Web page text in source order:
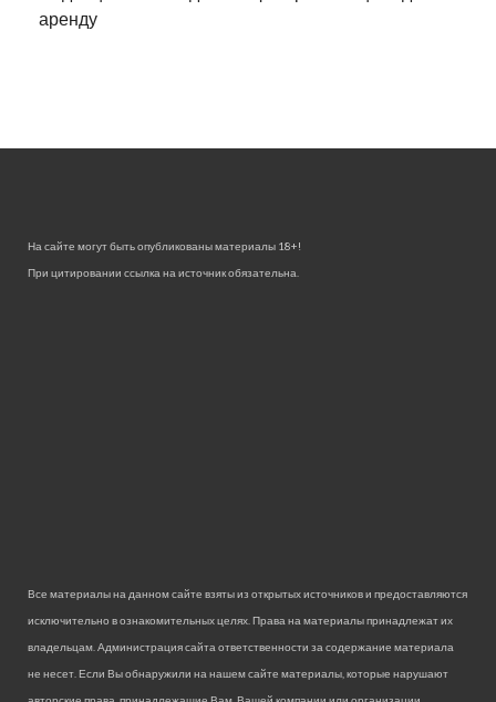
аренду
На сайте могут быть опубликованы материалы 18+!
При цитировании ссылка на источник обязательна.
Все материалы на данном сайте взяты из открытых источников и предоставляются
исключительно в ознакомительных целях. Права на материалы принадлежат их
владельцам. Администрация сайта ответственности за содержание материала
не несет. Если Вы обнаружили на нашем сайте материалы, которые нарушают